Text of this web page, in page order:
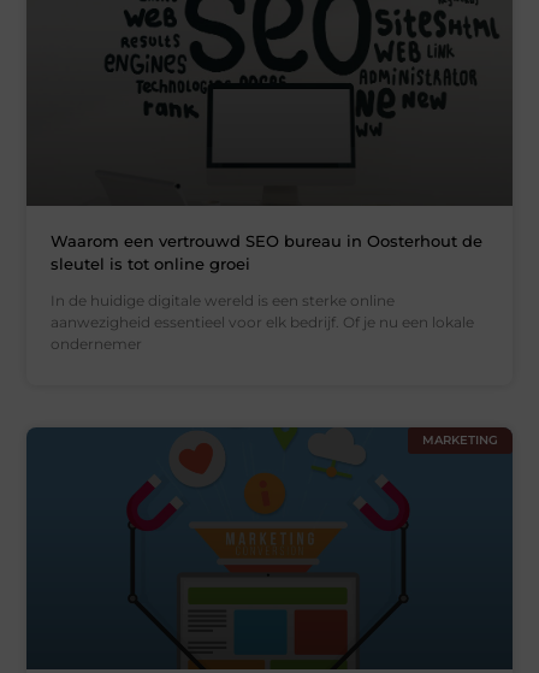
Waarom een vertrouwd SEO bureau in Oosterhout de
sleutel is tot online groei
In de huidige digitale wereld is een sterke online
aanwezigheid essentieel voor elk bedrijf. Of je nu een lokale
ondernemer
MARKETING